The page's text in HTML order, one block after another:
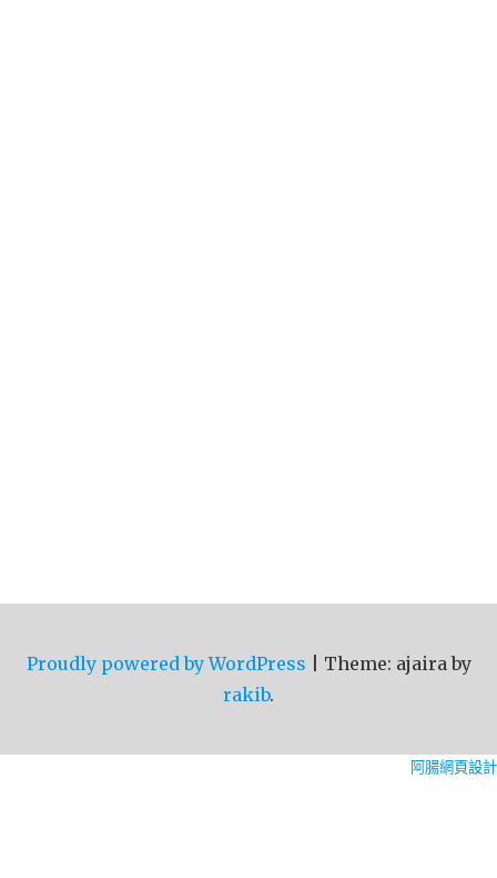
Proudly powered by WordPress
Theme: ajaira by
rakib.
阿腸網頁設計